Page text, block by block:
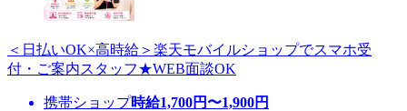
＜日払いOK×高時給＞楽天モバイルショップでスマホ受
付・ご案内スタッフ★WEB面談OK
携帯ショップ時給1,700円〜1,900円